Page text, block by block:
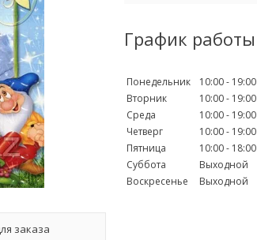
заказа
График работы
Понедельник 10:00
19:00
Вторник
10:00
19:00
Среда
10:00
19:00
Четверг
10:00
19:00
Пятница
10:00
18:00
Суббота
Выходной
Воскресенье
Выходной